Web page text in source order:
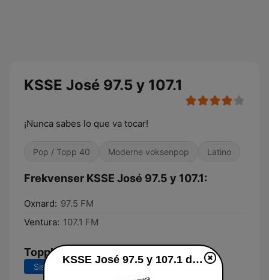
KSSE José 97.5 y 107.1
¡Nunca sabes lo que va tocar!
Pop / Topp 40 Moderne voksenpop Latino
Frekvenser KSSE José 97.5 y 107.1:
Oxnard: 97.5 FM
Ventura: 107.1 FM
Topplåter
Siste 7 dager Siste 30 dager
KSSE José 97.5 y 107.1 direkte